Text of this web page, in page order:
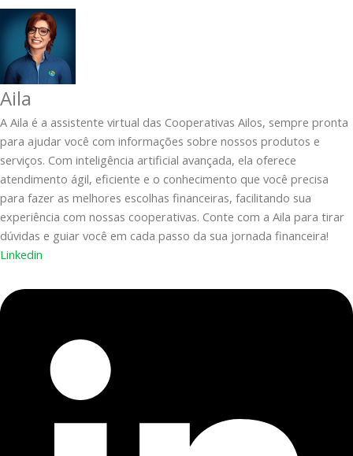
Aila
A Aila é a assistente virtual das Cooperativas Ailos, sempre pronta
para ajudar você com informações sobre nossos produtos e
serviços. Com inteligência artificial avançada, ela oferece
atendimento ágil, eficiente e o conhecimento que você precisa
para fazer as melhores escolhas financeiras, facilitando sua
experiência com nossas cooperativas. Conte com a Aila para tirar
dúvidas e guiar você em cada passo da sua jornada financeira!
Linkedin